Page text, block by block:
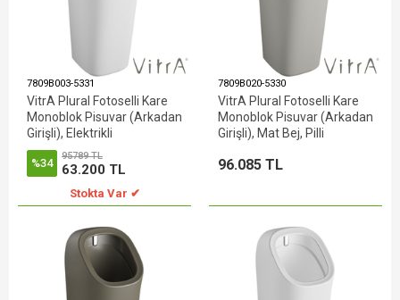
7809B003-5331
VitrA Plural Fotoselli Kare
Monoblok Pisuvar (Arkadan
Girişli), Elektrikli
%34
95789 TL
63.200 TL
Stokta Var ✔
7809B020-5330
VitrA Plural Fotoselli Kare
Monoblok Pisuvar (Arkadan
Girişli), Mat Bej, Pilli
96.085 TL